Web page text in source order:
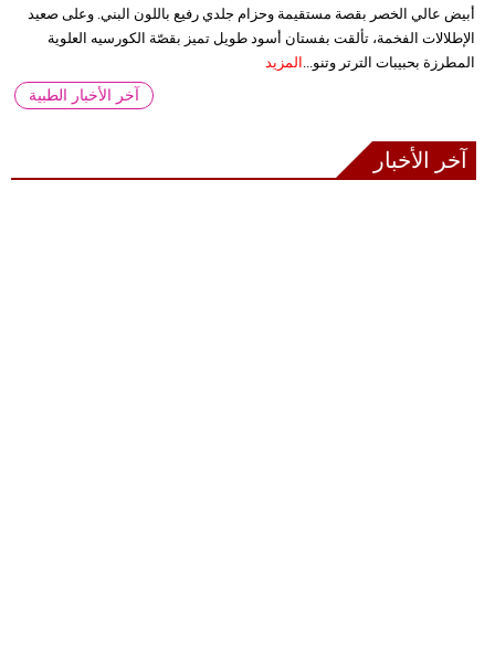
أبيض عالي الخصر بقصة مستقيمة وحزام جلدي رفيع باللون البني. وعلى صعيد
الإطلالات الفخمة، تألقت بفستان أسود طويل تميز بقصّة الكورسيه العلوية
المطرزة بحبيبات الترتر وتنو... المزيد
آخر الأخبار الطبية
آخر الأخبار